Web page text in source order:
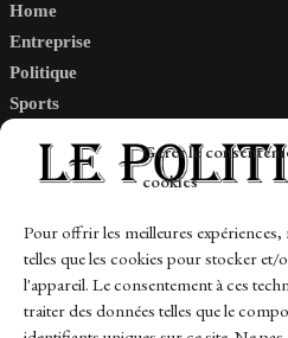
Gérer le
cookies
Pour offrir les meilleures
telles que les cookies pour stocker
l'appareil. Le consentement à ces
traiter des données telles que le
Home
Entreprise
Politique
Sports
Links
Contact